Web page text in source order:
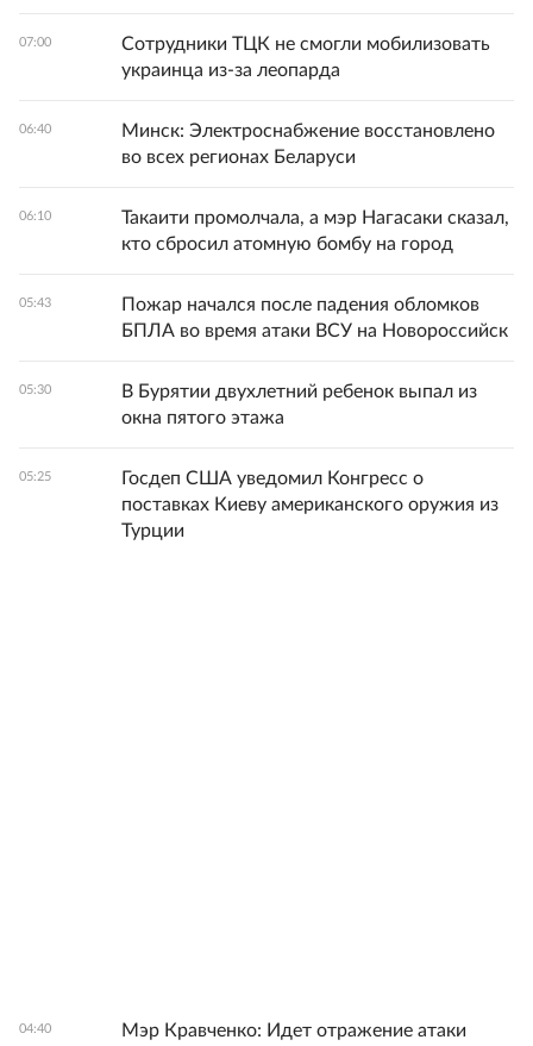
07:00
Сотрудники ТЦК не смогли мобилизовать
украинца из-за леопарда
06:40
Минск: Электроснабжение восстановлено
во всех регионах Беларуси
06:10
Такаити промолчала, а мэр Нагасаки сказал,
кто сбросил атомную бомбу на город
05:43
Пожар начался после падения обломков
БПЛА во время атаки ВСУ на Новороссийск
05:30
В Бурятии двухлетний ребенок выпал из
окна пятого этажа
05:25
Госдеп США уведомил Конгресс о
поставках Киеву американского оружия из
Турции
04:40
Мэр Кравченко: Идет отражение атаки